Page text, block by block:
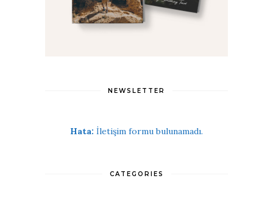
NEWSLETTER
Hata: İletişim formu bulunamadı.
CATEGORIES